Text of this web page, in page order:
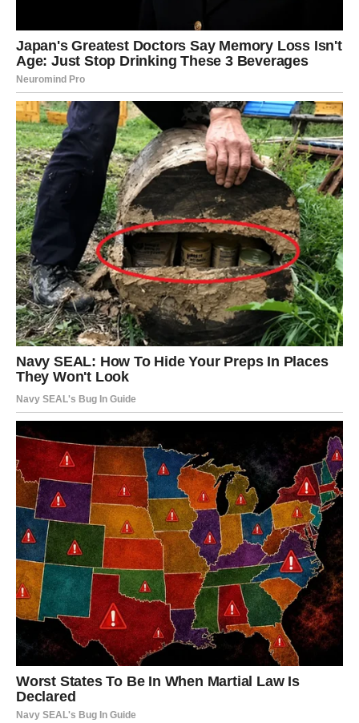
Mnogi pripadnici ovog znaka tokom februara osećaju kao
da se nešto „prelomilo“ u njima. I jeste. To je tačka nakon
koje nema povratka na staro.
ŽIVOT I ODLUKE – MESEC
RADIKALNE ISKRENOSTI
Februar donosi važne životne odluke, ali one nisu nagle –
one su
neizbežne. Škorpija sada jasno vidi gde gubi
energiju, gde se troši bez povratka i gde više nema rasta.
Ovo može značiti:
prekid odnosa koji su iscrpljujući
promenu stava prema prošlim povredama
odluku da se krene novim putem bez osvrtanja
prestanak potrebe za osvetom ili dokazivanjem
Odluke ovog meseca dolaze iz duboke unutrašnje istine. I
upravo zato su trajne.
POSAO I FINANSIJE –
KARMIČKA NAGRADA ZA
STRPLJENJE I IZDRŽLJIVOST
Na poslovnom i finansijskom planu, februar donosi
postepeno, ali snažno poboljšanje. Škorpije koje su
radile u tišini, koje su izdržale pritiske i zadržale fokus,